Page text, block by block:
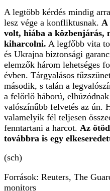
A legtöbb kérdés mindig
lesz vége a konfliktusnak. A
volt, hiába a közbenjárás,
kiharcolni. A legfőbb vita
és Ukrajna biztonsági
elemzők három lehetséges
évben. Tárgyalásos
második, s talán a
a felőrlő háború,
valószínűbb felvetés az ún.
valamelyik fél teljesen
fenntartani a harcot. Az
továbbra is egy
(sch)
Források: Reuters, The
monitors